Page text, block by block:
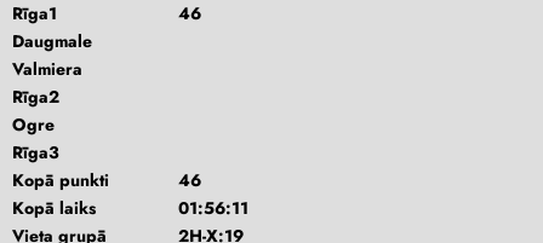
Rīga1
46
Daugmale
Valmiera
Rīga2
Ogre
Rīga3
Kopā punkti
46
Kopā laiks
01:56:11
Vieta grupā
2H-X:19